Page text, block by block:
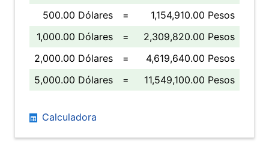
500.00 Dólares
=
1,154,910.00 Pesos
1,000.00 Dólares
=
2,309,820.00 Pesos
2,000.00 Dólares
=
4,619,640.00 Pesos
5,000.00 Dólares
= 11,549,100.00 Pesos
Calculadora